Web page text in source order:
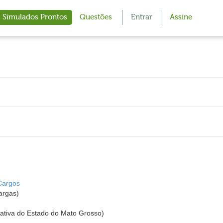
Simulados Prontos Questões Entrar Assine
do Estado do Mato Grosso)